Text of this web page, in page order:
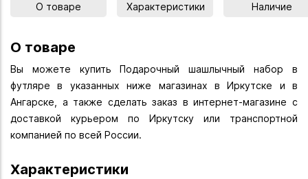
О товаре Характеристики Наличие
О товаре
Вы можете купить Подарочный шашлычный набор в
футляре в указанных ниже магазинах в Иркутске и в
Ангарске, а также сделать заказ в интернет-магазине с
доставкой курьером по Иркутску или транспортной
компанией по всей России.
Характеристики